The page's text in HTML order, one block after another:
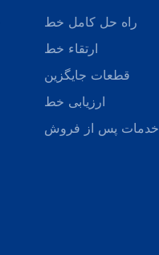
راه حل کامل خط
ارتقاء خط
قطعات جایگزین
ارزیابی خط
خدمات پس از فروش